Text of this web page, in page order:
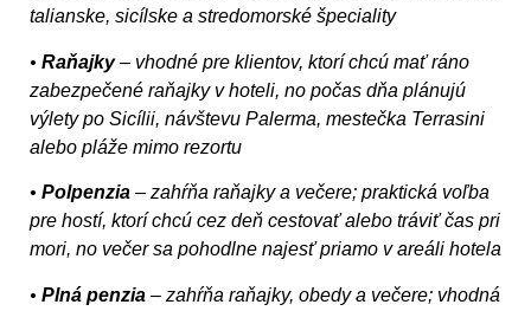
talianske, sicílske a stredomorské špeciality
• Raňajky– vhodné pre klientov, ktorí chcú mať ráno
zabezpečené raňajky v hoteli, no počas dňa plánujú
výlety po Sicílii, návštevu Palerma, mestečka Terrasini
alebo pláže mimo rezortu
• Polpenzia – zahŕňa raňajky a večere; praktická voľba
pre hostí, ktorí chcú cez deň cestovať alebo tráviť čas pri
mori, no večer sa pohodlne najesť priamo v areáli hotela
• Plná penzia – zahŕňa raňajky, obedy a večere; vhodná